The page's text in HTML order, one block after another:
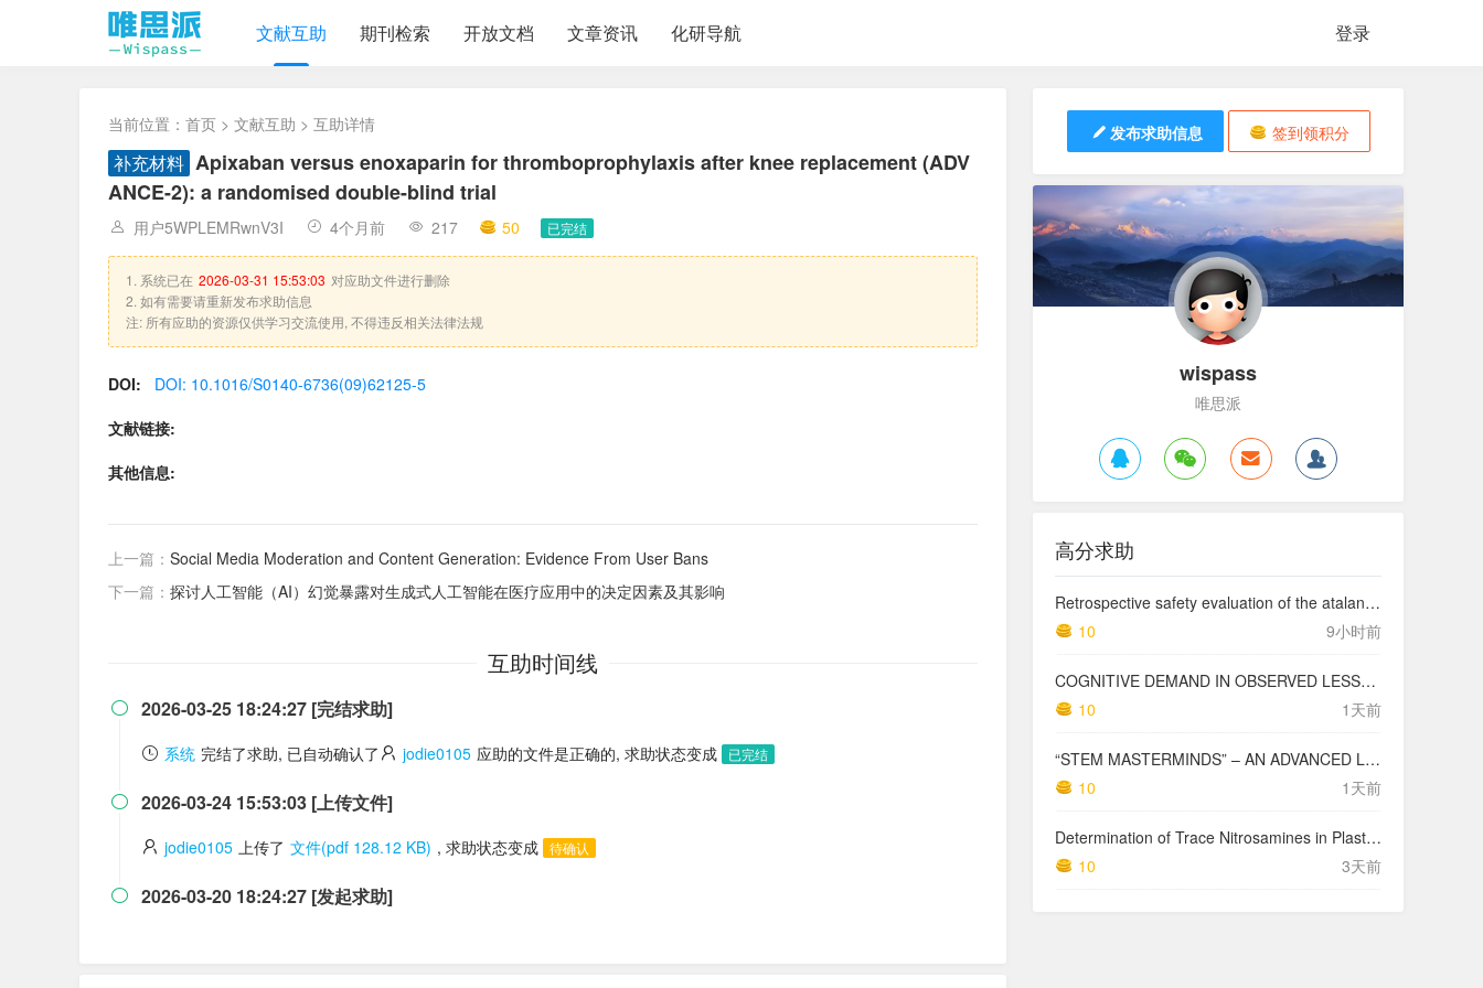
登录
文献互助 期刊检索 开放文档 文章资讯 化研导航
当前位置： 首页 > 文献互助 > 互助详情
补充材料 Apixaban versus enoxaparin for thromboprophylaxis after knee replacement (ADV
ANCE-2): a randomised double-blind trial
用户5WPLEMRwnV3I 4个月前 217 50 已完结
1. 系统已在 2026-03-31 15:53:03 对应助文件进行删除
2. 如有需要请重新发布求助信息
注: 所有应助的资源仅供学习交流使用, 不得违反相关法律法规
DOI:
DOI: 10.1016/S0140-6736(09)62125-5
文献链接:
其他信息:
上一篇： Social Media Moderation and Content Generation: Evidence From User Bans
下一篇： 探讨人工智能（AI）幻觉暴露对生成式人工智能在医疗应用中的决定因素及其影响
互助时间线
 2026-03-25 18:24:27 [完结求助]
系统 完结了求助, 已自动确认了 jodie0105 应助的文件是正确的, 求助状态变成 已完结
 2026-03-24 15:53:03 [上传文件]
jodie0105 上传了 文件(pdf 128.12 KB) , 求助状态变成 待确认
 2026-03-20 18:24:27 [发起求助]
发布求助信息 签到领积分
wispass
唯思派
高分求助
Retrospective safety evaluation of the atalante exoskeleton in a clinical setting in patients with tetraplegia and high paraplegia
10
9小时前
COGNITIVE DEMAND IN OBSERVED LESSONS AND NATIONAL TESTING COMPARED TO PISA MATHEMATICS RESULTS IN LATVIA
10
1天前
“STEM MASTERMINDS” – AN ADVANCED LEVEL INTEGRATED STEM CURRICULUM
10
1天前
Determination of Trace Nitrosamines in Plastic Pharmaceutical Packaging Materials
10
3天前